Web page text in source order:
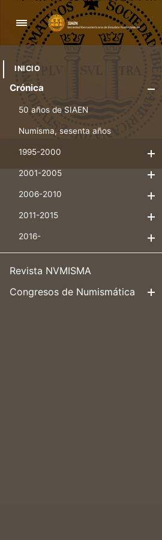
Navegación
INICIO
Crónica
50 años de SIAEN
Numisma, sesenta años
1995-2000
2001-2005
2006-2010
2011-2015
2016-
Revista NVMISMA
Congresos de Numismática